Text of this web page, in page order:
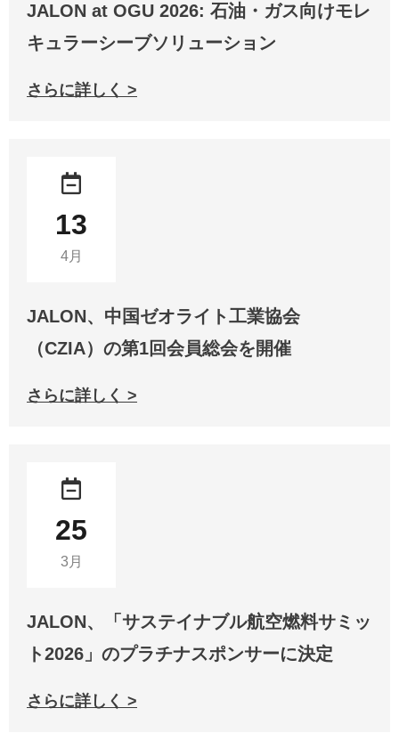
JALON at OGU 2026: 石油・ガス向けモレ
キュラーシーブソリューション
さらに詳しく >
13
4月
JALON、中国ゼオライト工業協会
（CZIA）の第1回会員総会を開催
さらに詳しく >
25
3月
JALON、「サステイナブル航空燃料サミッ
ト2026」のプラチナスポンサーに決定
さらに詳しく >